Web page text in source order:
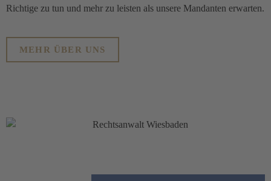
Richtige zu tun und mehr zu leisten als unsere Mandanten erwarten.
MEHR ÜBER UNS